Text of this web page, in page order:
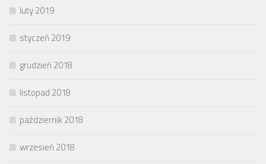
luty 2019
styczeń 2019
grudzień 2018
listopad 2018
październik 2018
wrzesień 2018